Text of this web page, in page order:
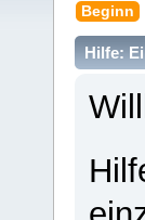
Beginn
Hilfe: